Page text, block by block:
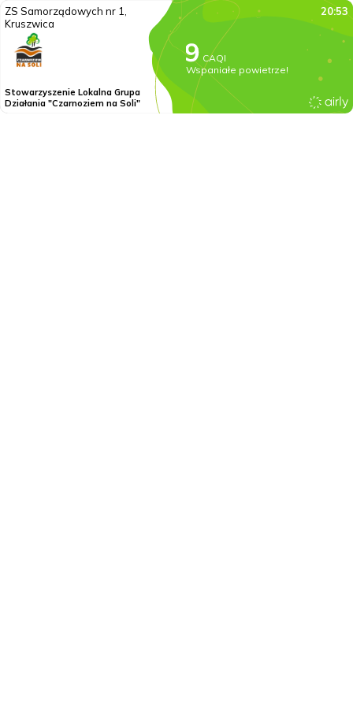
ZS Samorządowych nr 1,
Kruszwica
20:53
CAQI
Wspaniałe powietrze!
Stowarzyszenie Lokalna Grupa
Działania "Czarnoziem na Soli"